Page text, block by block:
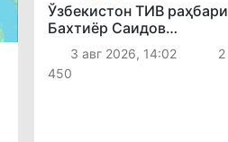
Ўзбекистон ТИВ раҳбари
Бахтиёр Саидов
Ҳиндистон Президенти
билан икки томонлама
алоқаларни
3 авг 2026, 14:02
2
450